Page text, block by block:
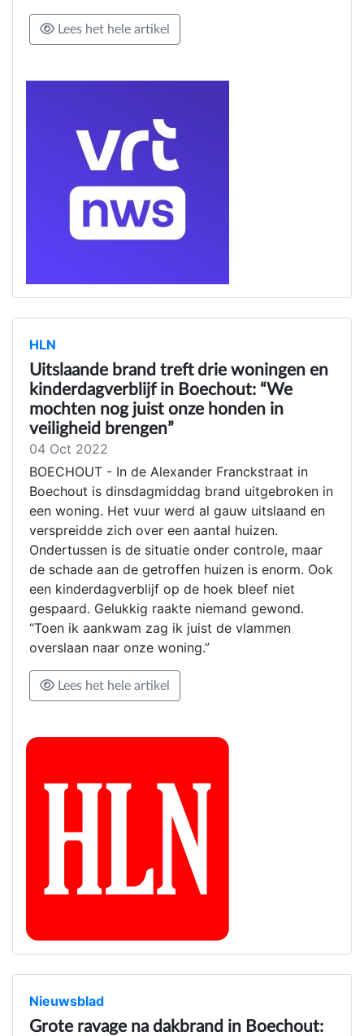
Lees het hele artikel
HLN
Uitslaande brand treft drie woningen en
kinderdagverblijf in Boechout: “We
mochten nog juist onze honden in
veiligheid brengen”
04 Oct 2022
BOECHOUT - In de Alexander Franckstraat in
Boechout is dinsdagmiddag brand uitgebroken in
een woning. Het vuur werd al gauw uitslaand en
verspreidde zich over een aantal huizen.
Ondertussen is de situatie onder controle, maar
de schade aan de getroffen huizen is enorm. Ook
een kinderdagverblijf op de hoek bleef niet
gespaard. Gelukkig raakte niemand gewond.
“Toen ik aankwam zag ik juist de vlammen
overslaan naar onze woning.”
Lees het hele artikel
Nieuwsblad
Grote ravage na dakbrand in Boechout: